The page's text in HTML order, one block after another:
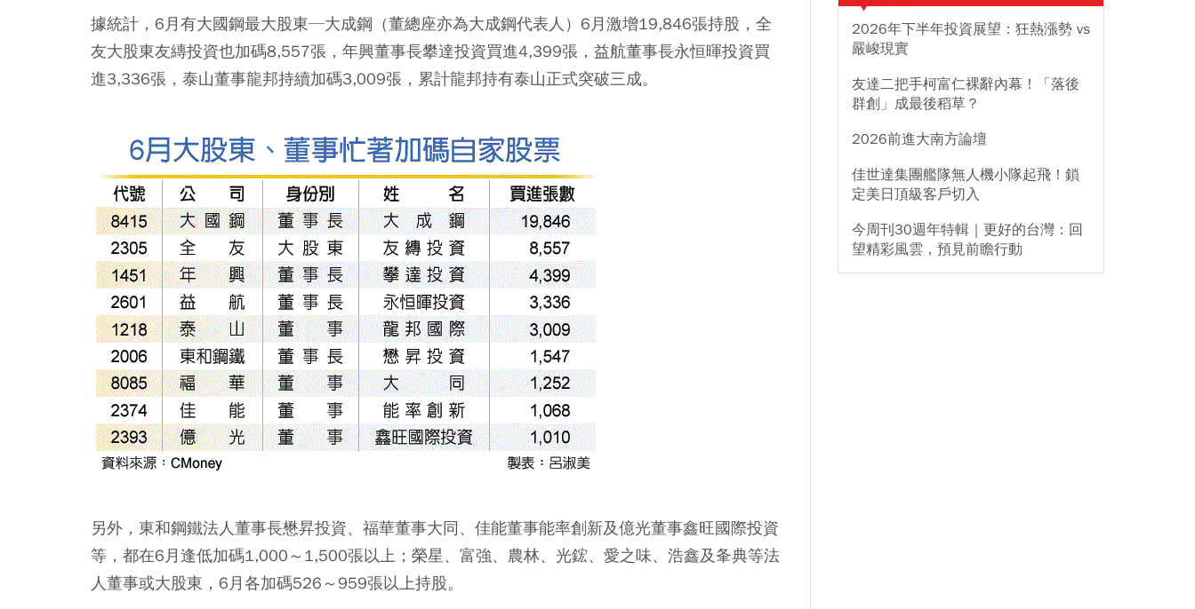
據統計，6月有大國鋼最大股東─大成鋼（董總座亦為大成鋼代表人）6月激增19,846張持股，全
友大股東友縳投資也加碼8,557張，年興董事長攀達投資買進4,399張，益航董事長永恒暉投資買
進3,336張，泰山董事龍邦持續加碼3,009張，累計龍邦持有泰山正式突破三成。
另外，東和鋼鐵法人董事長懋昇投資、福華董事大同、佳能董事能率創新及億光董事鑫旺國際投資
等，都在6月逢低加碼1,000～1,500張以上；榮星、富強、農林、光鋐、愛之味、浩鑫及夆典等法
人董事或大股東，6月各加碼526～959張以上持股。
2026年下半年投資展望：狂熱漲勢 vs
嚴峻現實
友達二把手柯富仁裸辭內幕！「落後
群創」成最後稻草？
2026前進大南方論壇
佳世達集團艦隊無人機小隊起飛！鎖
定美日頂級客戶切入
今周刊30週年特輯｜更好的台灣：回
望精彩風雲，預見前瞻行動